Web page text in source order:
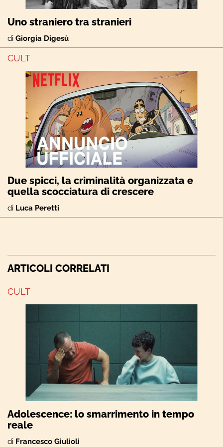
Uno straniero tra stranieri
di Giorgia Digesù
CULT
Due spicci, la criminalità organizzata e
quella scocciatura di crescere
di Luca Peretti
ARTICOLI CORRELATI
CULT
Adolescence: lo smarrimento in tempo
reale
di Francesco Giulioli